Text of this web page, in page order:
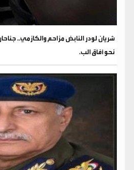
شريان لودر النابض مزاحم والكازمي..
نحو آفاق الب.